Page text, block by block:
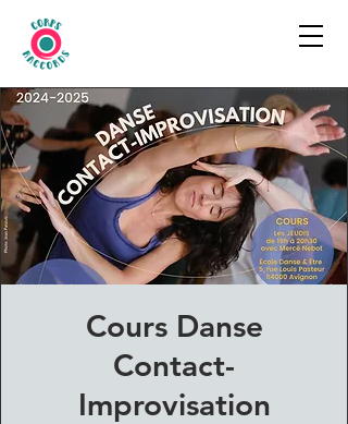
Cours Danse
Contact-
Improvisation